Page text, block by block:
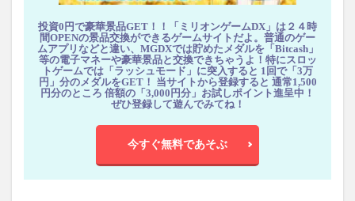
投資0円で豪華景品GET！！「ミリオンゲームDX」は２４時
間OPENの景品交換ができるゲームサイトだよ。普通のゲー
ムアプリなどと違い、MGDXでは貯めたメダルを「Bitcash」
等の電子マネーや豪華景品と交換できちゃうよ！特にスロッ
トゲームでは「ラッシュモード」に突入すると 1回で「3万
円」分のメダルをGET！ 当サイトから登録すると 通常1,500
円分のところ 倍額の「3,000円分」お試しポイント進呈中！
ぜひ登録して遊んでみてね！
今すぐ無料であそぶ